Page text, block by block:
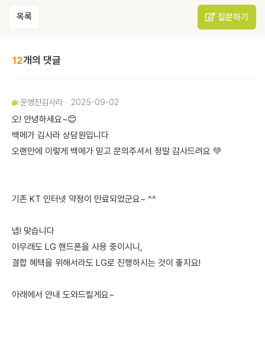
목록 질문하기
12개의 댓글
운영진김사라 2025-09-02
오! 안녕하세요~😊
백메가 김사라 상담원입니다
오랜만에 이렇게 백메가 믿고 문의주셔서 정말 감사드려요 💚
기존 KT 인터넷 약정이 만료되었군요~ ^^
넵! 맞습니다
아무래도 LG 핸드폰을 사용 중이시니,
결합 혜택을 위해서라도 LG로 진행하시는 것이 좋지요!
아래에서 안내 도와드릴게요~